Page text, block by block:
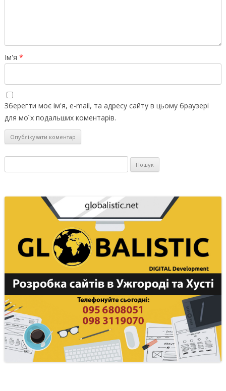
Ім'я *
Зберегти моє ім'я, e-mail, та адресу сайту в цьому браузері
для моїх подальших коментарів.